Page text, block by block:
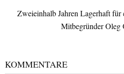
Zweieinhalb Jahren Lagerhaft
Mitbegründer Oleg
KOMMENTARE